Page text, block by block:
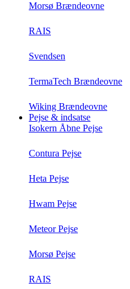
Morsø Brændeovne
RAIS
Svendsen
TermaTech Brændeovne
Wiking Brændeovne
Pejse & indsatse
Isokern Åbne Pejse
Contura Pejse
Heta Pejse
Hwam Pejse
Meteor Pejse
Morsø Pejse
RAIS